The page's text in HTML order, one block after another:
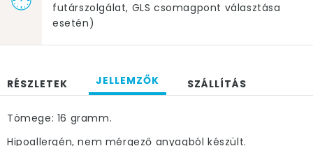
futárszolgálat, GLS csomagpont választása
esetén)
RÉSZLETEK JELLEMZŐK SZÁLLÍTÁS
Tömege: 16 gramm.
Hipoallergén, nem mérgező anyagból készült.